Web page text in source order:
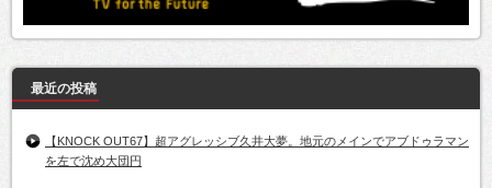
最近の投稿
【KNOCK OUT67】超アグレッシブ久井大夢。地元のメインでアブドゥラマン
を左で沈め大団円